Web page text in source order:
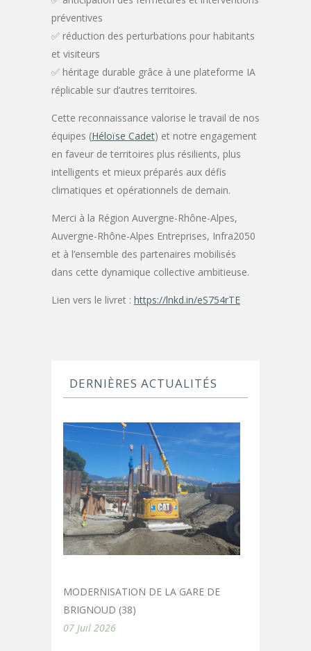
préventives
✅ réduction des perturbations pour habitants
et visiteurs
✅ héritage durable grâce à une plateforme IA
réplicable sur d’autres territoires.
Cette reconnaissance valorise le travail de nos
équipes (Héloïse Cadet) et notre engagement
en faveur de territoires plus résilients, plus
intelligents et mieux préparés aux défis
climatiques et opérationnels de demain.
Merci à la Région Auvergne-Rhône-Alpes,
Auvergne-Rhône-Alpes Entreprises, Infra2050
et à l’ensemble des partenaires mobilisés
dans cette dynamique collective ambitieuse.
Lien vers le livret : https://lnkd.in/eS754rTE
DERNIÈRES ACTUALITÉS
MODERNISATION DE LA GARE DE
BRIGNOUD (38)
07 Juil 2026